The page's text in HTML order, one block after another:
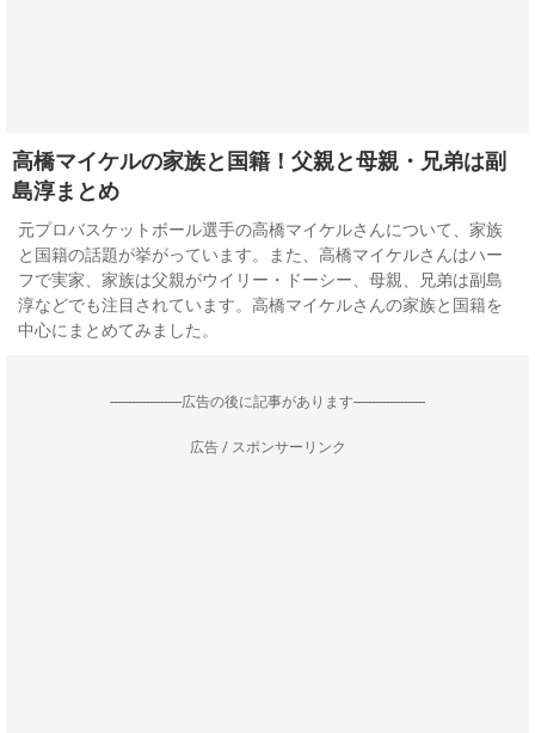
高橋マイケルの家族と国籍！父親と母親・兄弟は副
島淳まとめ
元プロバスケットボール選手の高橋マイケルさんについて、家族
と国籍の話題が挙がっています。また、高橋マイケルさんはハー
フで実家、家族は父親がウイリー・ドーシー、母親、兄弟は副島
淳などでも注目されています。高橋マイケルさんの家族と国籍を
中心にまとめてみました。
--------------------広告の後に記事があります--------------------
広告 / スポンサーリンク